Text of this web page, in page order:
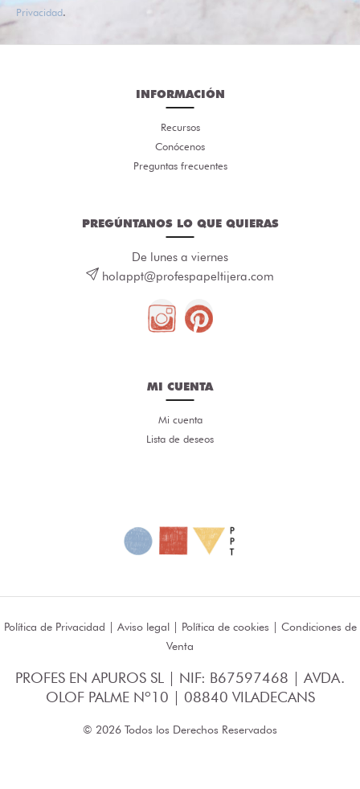
Privacidad.
INFORMACIÓN
Recursos
Conócenos
Preguntas frecuentes
PREGÚNTANOS LO QUE QUIERAS
De lunes a viernes
holappt@profespapeltijera.com
MI CUENTA
Mi cuenta
Lista de deseos
Política de Privacidad | Aviso legal| Política de cookies | Condiciones de
Venta
PROFES EN APUROS SL | NIF: B67597468 | AVDA.
OLOF PALME Nº10 | 08840 VILADECANS
© 2026 Todos los Derechos Reservados